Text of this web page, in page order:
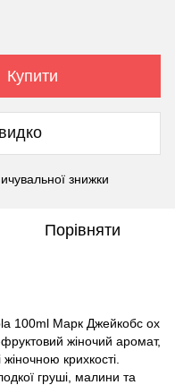
Купити
знижки
Порівняти
100ml Марк Джейкобс ох
жіночий аромат,
крихкості.
груші, малини та